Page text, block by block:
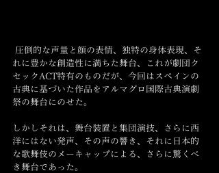
れに豊かな創造性に満ちた舞台、これが劇団ク
セックACT特有のものだが、今回はスペインの
古典に基づいた作品をアルマグロ国際古典演劇
祭の舞台にのせた。
しかしそれは、舞台装置と集団演技、さらに西
洋にはない発声、その声の響き、それに日本的
な歌舞伎のメーキャップによる、さらに驚くべ
き舞台であった。